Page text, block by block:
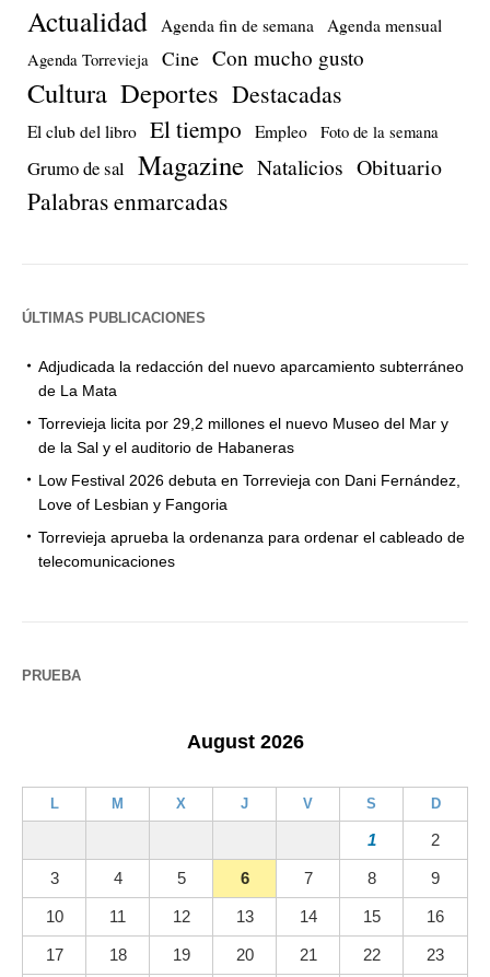
Actualidad Agenda fin de semana Agenda mensual
Agenda Torrevieja Cine Con mucho gusto
Cultura Deportes Destacadas
El club del libro El tiempo Empleo Foto de la semana
Grumo de sal Magazine Natalicios Obituario
Palabras enmarcadas
ÚLTIMAS PUBLICACIONES
Adjudicada la redacción del nuevo aparcamiento subterráneo
de La Mata
Torrevieja licita por 29,2 millones el nuevo Museo del Mar y
de la Sal y el auditorio de Habaneras
Low Festival 2026 debuta en Torrevieja con Dani Fernández,
Love of Lesbian y Fangoria
Torrevieja aprueba la ordenanza para ordenar el cableado de
telecomunicaciones
PRUEBA
August 2026
L M X J V S D
1 2
3 4 5 6 7 8 9
10 11 12 13 14 15 16
17 18 19 20 21 22 23